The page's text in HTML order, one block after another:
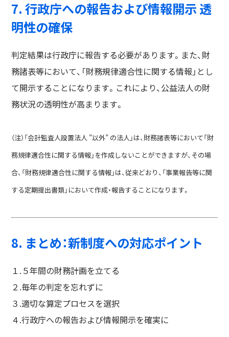
7. 行政庁への報告および情報開示 透
明性の確保
判定結果は行政庁に報告する必要があります。また、財
務諸表等において、「財務規律適合性に関する情報」とし
て開示することになります。これにより、公益法人の財
務状況の透明性が高まります。
（注）「会計監査人設置法人 ”以外” の法人」は、財務諸表等において「財
務規律適合性に関する情報」を作成しないことができますが、その場
合、「財務規律適合性に関する情報」は、従来どおり、「事業報告等に関
する定期提出書類」において作成・報告することになります。
8. まとめ：新制度への対応ポイント
１.５年間の財務計画を立てる
２.毎年の判定を忘れずに
３.適切な算定プロセスを選択
４.行政庁への報告および情報開示を確実に